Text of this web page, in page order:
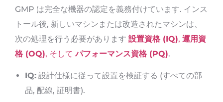
GMP は完全な機器の認定を義務付けています. インス
トール後, 新しいマシンまたは改造されたマシンは、
次の処理を行う必要があります 設置資格 (IQ), 運用資
格 (OQ), そしてパフォーマンス資格 (PQ).
IQ: 設計仕様に従って設置を検証する (すべての部
品, 配線, 証明書).